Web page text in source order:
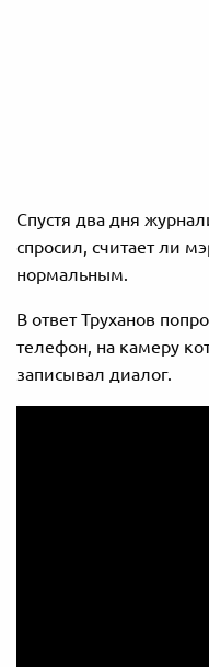
Спустя два дня
спросил, считает ли
нормальным.
В ответ Труханов
телефон, на камеру
записывал диалог.